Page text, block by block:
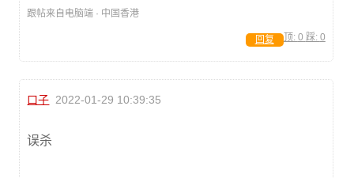
跟帖来自电脑端 · 中国香港
顶: 0 踩: 0
回复
口子 2022-01-29 10:39:35
误杀